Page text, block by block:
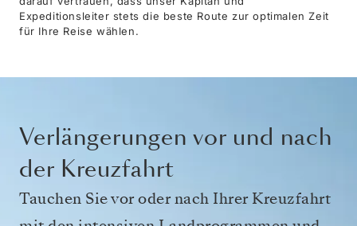
Expeditionsleiter stets die beste Route zur optimalen Zeit
für Ihre Reise wählen.
Verlängerungen vor und nach
der Kreuzfahrt
Tauchen Sie vor oder nach Ihrer Kreuzfahrt